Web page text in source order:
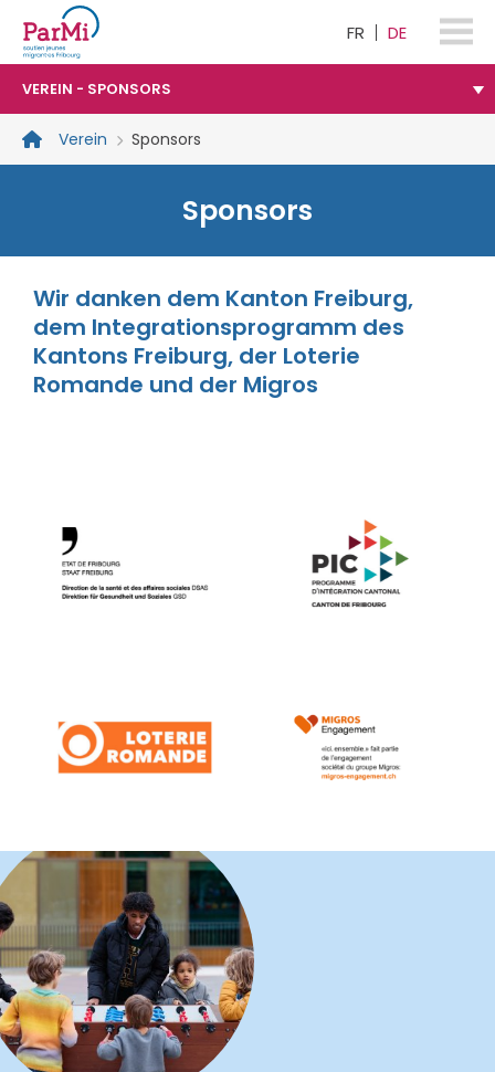
FR DE
parmi-
fribourg.ch
VEREIN - SPONSORS
Verein Sponsors
Sponsors
Wir danken dem Kanton Freiburg,
dem Integrationsprogramm des
Kantons Freiburg, der Loterie
Romande und der Migros